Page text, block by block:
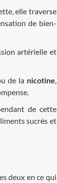
elle traverse
de bien-
artérielle et
de la nicotine
de cette
sucrés et
deux en ce qui